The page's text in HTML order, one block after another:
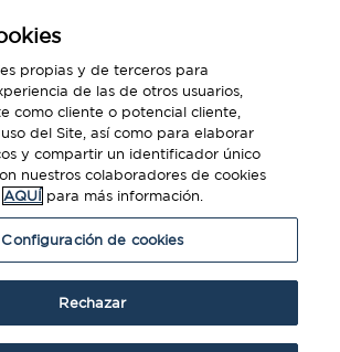
DE LA
DE
propias y de terceros para
de las de otros usuarios,
como cliente o potencial cliente,
del Site, así como para elaborar
y compartir un identificador único
nuestros colaboradores de cookies
AQUÍ para más información.
Configuración de cookies
Rechazar